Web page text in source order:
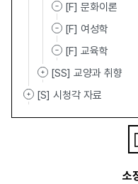
[F] 문화이론
[F] 여성학
[F] 교육학
[SS] 교양과 취향
[S] 시청각 자료
소